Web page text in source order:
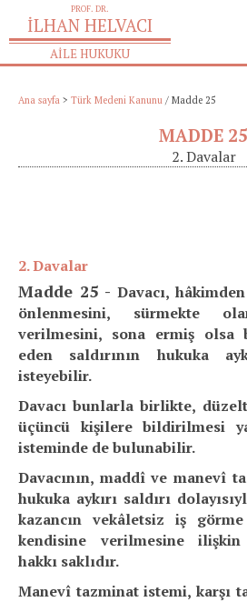
Ana sayfa > Türk Medeni Kanunu / Madde 25
MADDE 25
2. Davalar
2. Davalar
Madde 25 - Davacı,
önlenmesini, sürmekte
verilmesini, sona ermiş olsa
eden saldırının hukuka
isteyebilir.
Davacı bunlarla birlikte,
üçüncü kişilere bildirilmesi
isteminde de bulunabilir.
Davacının, maddî ve manevî
hukuka aykırı saldırı
kazancın vekâletsiz iş
kendisine verilmesine
hakkı saklıdır.
Manevî tazminat istemi, karşı